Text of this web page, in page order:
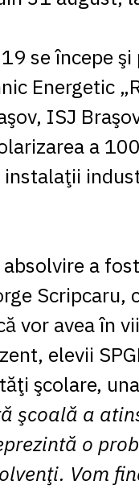
se începe
Energetic
ISJ
a
a
Scripcaru,
vor avea în
elevii
şcolare,
şcoală a
o
Vom